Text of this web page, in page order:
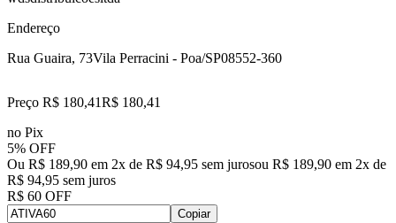
Endereço
Rua Guaira, 73Vila Perracini - Poa/SP08552-360
Preço R$ 180,41R$ 180,41
no Pix
5% OFF
Ou R$ 189,90 em 2x de R$ 94,95 sem jurosou R$ 189,90 em 2x de
R$ 94,95 sem juros
R$ 60 OFF
Copiar